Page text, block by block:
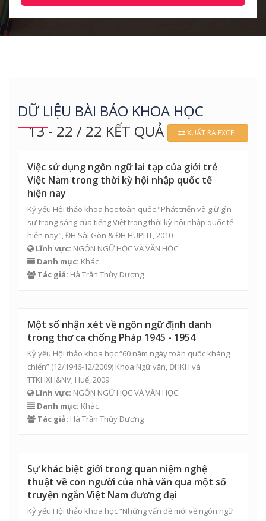
DỮ LIỆU BÀI BÁO KHOA HỌC
13 - 22 / 22 KẾT QUẢ
XUẤT RA EXCEL
Việc sử dụng ngôn ngữ lai tạp của giới trẻ
Việt Nam trong thời kỳ hội nhập quốc tế
hiện nay
Kỷ yếu Hội thảo khoa học toàn quốc "Phát triển và giữ gìn
sự trong sáng của tiếng Việt trong thời kỳ hội nhập quốc tế
hiện nay", ĐH Sài Gòn & ĐH HUPLIT, 2010
Lĩnh vực: NGÔN NGỮ HỌC VÀ VĂN HỌC
Danh mục: Khác
Tác giả: Hà Trần Thùy Dương
Một số nhận xét về ngôn ngữ định danh
trong thơ ca chống Pháp 1945 - 1954
Kỷ yếu Hội thảo khoa học “60 năm ngày toàn quốc kháng
chiến” (12/1946-12/2009) Khoa Ngữ văn, ĐHKH và
TTKHXH&NV; Huế, 2009
Lĩnh vực: NGÔN NGỮ HỌC VÀ VĂN HỌC
Danh mục: Khác
Tác giả: Hà Trần Thùy Dương
Sự khác biệt giới trong quan niệm nghệ
thuật về con người của nhà văn qua một số
truyện ngắn Việt Nam đương đại
Kỷ yếu Hội thảo khoa học “Những vấn đề mới về ngôn ngữ